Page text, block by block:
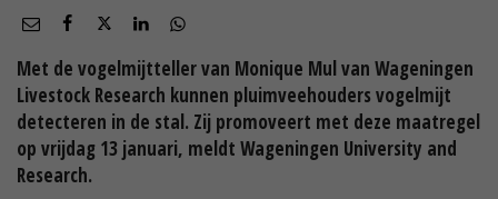
Met de vogelmijtteller van Monique Mul van Wageningen
Livestock Research kunnen pluimveehouders vogelmijt
detecteren in de stal. Zij promoveert met deze maatregel
op vrijdag 13 januari, meldt Wageningen University and
Research.